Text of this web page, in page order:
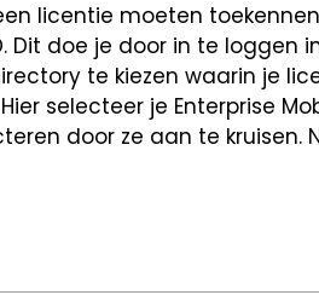
licentie moeten
Dit doe je door in te loggen
te kiezen waarin je
selecteer je Enterprise
door ze aan te kruisen.